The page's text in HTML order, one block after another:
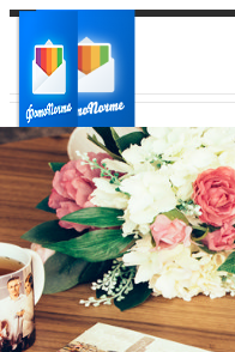
Ваш город:
Ваш регион доставки
Выберите из списка: